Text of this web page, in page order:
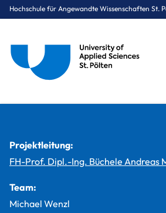
Hochschule für Angewandte Wissenschaften St.
Projektleitung:
FH-Prof. Dipl.-Ing. Büchele Andreas
Team:
Michael Wenzl